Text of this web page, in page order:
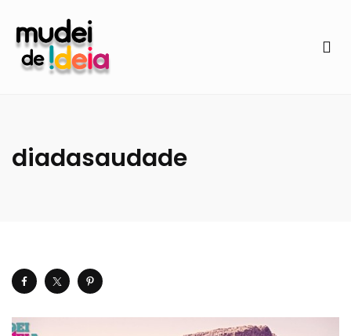
diadasaudade